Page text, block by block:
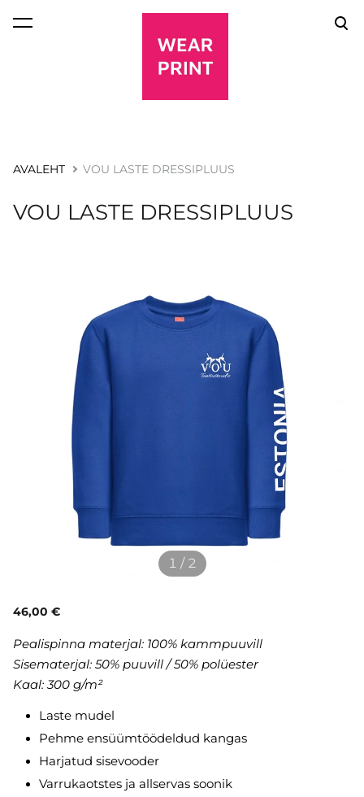
lisati ostukorvi.
AVALEHT VOU LASTE DRESSIPLUUS
VOU LASTE DRESSIPLUUS
1 / 2
46,00 €
Pealispinna materjal: 100% kammpuuvill
Sisematerjal: 50% puuvill / 50% polüester
Kaal: 300 g/m²
Laste mudel
Pehme ensüümtöödeldud kangas
Harjatud sisevooder
Varrukaotstes ja allservas soonik